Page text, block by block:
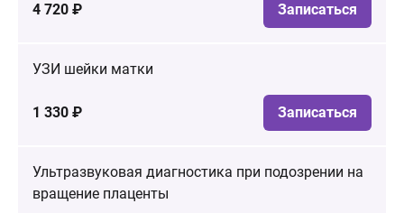
4 720 ₽ Записаться
УЗИ шейки матки
1 330 ₽ Записаться
Ультразвуковая диагностика при подозрении на
вращение плаценты